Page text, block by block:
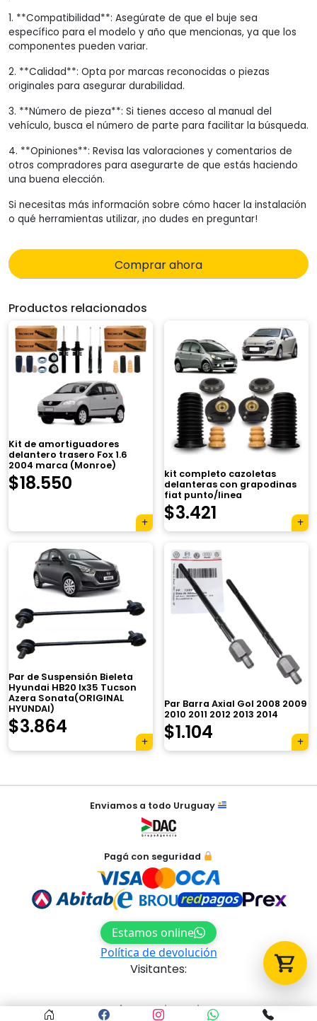
1. **Compatibilidad**: Asegúrate de que el buje sea
específico para el modelo y año que mencionas, ya que los
componentes pueden variar.
2. **Calidad**: Opta por marcas reconocidas o piezas
originales para asegurar durabilidad.
3. **Número de pieza**: Si tienes acceso al manual del
vehículo, busca el número de parte para facilitar la búsqueda.
4. **Opiniones**: Revisa las valoraciones y comentarios de
otros compradores para asegurarte de que estás haciendo
una buena elección.
Si necesitas más información sobre cómo hacer la instalación
o qué herramientas utilizar, ¡no dudes en preguntar!
Comprar ahora
Productos relacionados
Kit de amortiguadores
delantero trasero Fox 1.6
2004 marca (Monroe)
$18.550
kit completo cazoletas
delanteras con grapodinas
fiat punto/linea
$3.421
Par de Suspensión Bieleta
Hyundai HB20 Ix35 Tucson
Azera Sonata(ORIGINAL
HYUNDAI)
$3.864
Par Barra Axial Gol 2008 2009
2010 2011 2012 2013 2014
$1.104
NavegaciónEnviamos a todo Uruguay
Pagá con seguridad
Estamos online
Política de devolución
Visitantes:
Acceso al panel
×
Tu carrito está vacío.
automáticamente.